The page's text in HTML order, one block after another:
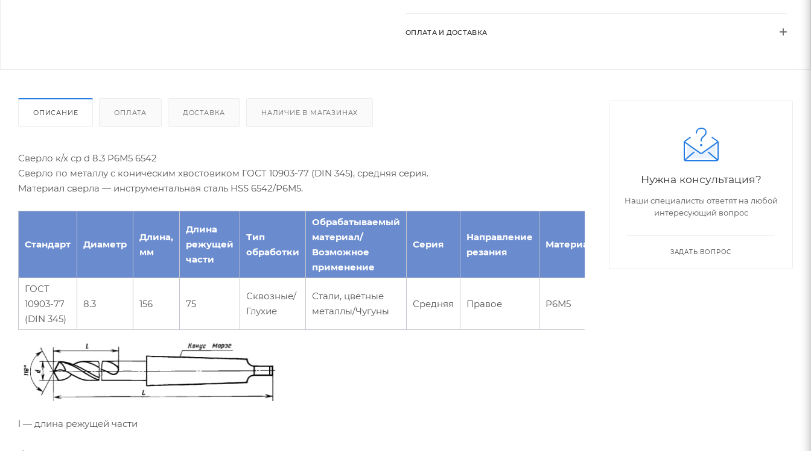
ОПЛАТА И ДОСТАВКА
ОПИСАНИЕ ОПЛАТА ДОСТАВКА НАЛИЧИЕ В МАГАЗИНАХ
Сверло к/х ср d 8.3 Р6М5 6542
Сверло по металлу с коническим хвостовиком ГОСТ 10903-77 (DIN 345), средняя серия.
Материал сверла — инструментальная сталь HSS 6542/Р6М5.
Стандарт Диаметр
Длина,
мм
Длина
режущей
части
Тип
обработки
Обрабатываемый
материал/
Возможное
применение
Серия
Направление
резания
Материал
Морзе
ГОСТ
10903-77
(DIN 345)
8.3 156 75
Сквозные/
Глухие
Стали, цветные
металлы/Чугуны
Средняя Правое Р6М5
l — длина режущей части
Нужна консультация?
Наши специалисты ответят на любой
интересующий вопрос
ЗАДАТЬ ВОПРОС